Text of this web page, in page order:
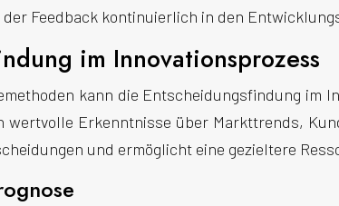
Feedback kontinuierlich in den
im Innovationsprozess
kann die Entscheidungsfindung im
wertvolle Erkenntnisse über Markttrends,
und ermöglicht eine gezieltere